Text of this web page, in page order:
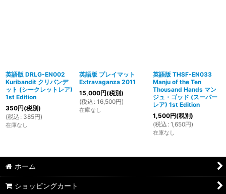
英語版 DRLG-EN002
Kuribandit クリバンデ
ット (シークレットレア)
1st Edition
350円(税別)
(税込 : 385円)
在庫なし
英語版 プレイマット
Extravaganza 2011
15,000円(税別)
(税込 : 16,500円)
在庫なし
英語版 THSF-EN033
Manju of the Ten
Thousand Hands マン
ジュ・ゴッド (スーパー
レア) 1st Edition
1,500円(税別)
(税込 : 1,650円)
在庫なし
ホーム
ショッピングカート